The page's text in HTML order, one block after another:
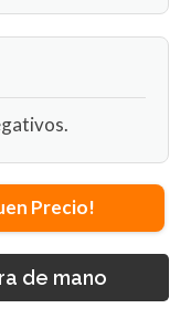
Precio!
de mano